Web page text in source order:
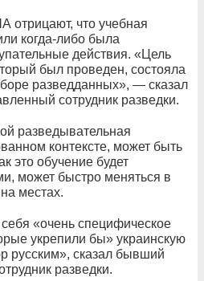
что учебная
когда-либо была
действия. «Цель
был проведен, состояла
разведданных», — сказал
сотрудник разведки.
разведывательная
контексте, может быть
это обучение будет
может быстро меняться в
местах.
«очень специфическое
укрепили бы» украинскую
русским», сказал бывший
разведки.